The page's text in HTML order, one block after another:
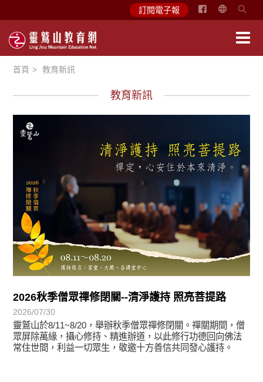
訂閱電子報
简
首頁 教育新訊
教育新訊
2026秋季僧眾禪修閉關--清淨護持 照亮菩提路
2026/07/30
靈鷲山於8/11~8/20，舉辦秋季僧眾禪修閉關。禪關期間，僧
眾屏除萬緣，攝心修持、精進辦道，以此修行功德回向佛法
常住世間，利益一切眾生，敬邀十方善信共同發心護持。